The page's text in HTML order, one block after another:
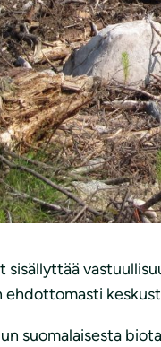
taloudellista
ja virkistyskäyttö.
Suomessa
edistäviä
syystä
jo vuosia
sisällyttää
ehdottomasti
suomalaisesta